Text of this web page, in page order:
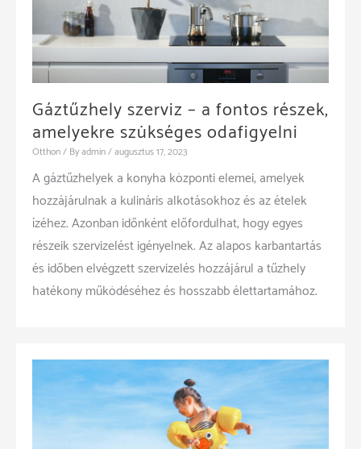
Gáztűzhely szerviz – a fontos részek,
amelyekre szükséges odafigyelni
Otthon/ Byadmin/augusztus 17, 2023
A gáztűzhelyek a konyha központi elemei, amelyek
hozzájárulnak a kulináris alkotásokhoz és az ételek
ízéhez. Azonban időnként előfordulhat, hogy egyes
részeik szervizelést igényelnek. Az alapos karbantartás
és időben elvégzett szervizelés hozzájárul a tűzhely
hatékony működéséhez és hosszabb élettartamához.